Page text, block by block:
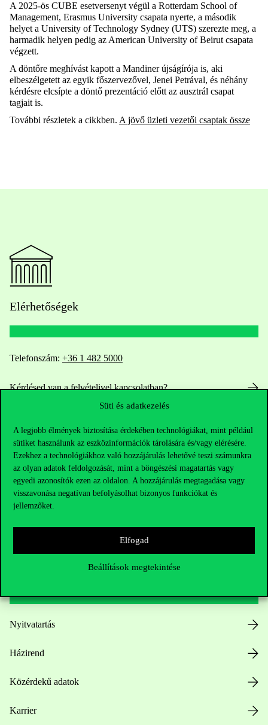
Süti és adatkezelés
A legjobb élmények biztosítása érdekében technológiákat, mint például
sütiket használunk az eszközinformációk tárolására és/vagy elérésére.
Ezekhez a technológiákhoz való hozzájárulás lehetővé teszi számunkra
az olyan adatok feldolgozását, mint a böngészési magatartás vagy
egyedi azonosítók ezen az oldalon. A hozzájárulás megtagadása vagy
visszavonása negatívan befolyásolhat bizonyos funkciókat és
jellemzőket.
Elfogad
Beállítások megtekintése
A 2025-ös CUBE esetversenyt végül a Rotterdam School of
Management, Erasmus University csapata nyerte, a második
helyet a University ofTechnology Sydney (UTS) szerezte meg, a
harmadik helyen pedig az American University ofBeirut csapata
végzett.
A döntőre meghívást kapott a Mandiner újságírója is, aki
elbeszélgetett az egyik főszervezővel, Jenei Petrával, és néhány
kérdésre elcsípte a döntő prezentáció előtt az ausztrál csapat
tagjait is.
További részletek a cikkben. A jövő üzleti vezetői csaptak össze
Elérhetőségek
Telefonszám: +36 1 482 5000
Kérdésed van a felvételivel kapcsolatban?
HUB jelenlegi hallgatóinknak
Sajtó:press@uni-corvinus.hu
Nyitvatartás
Házirend
Közérdekű adatok
Karrier